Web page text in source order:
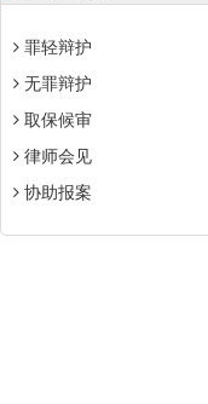
罪轻辩护
无罪辩护
取保候审
律师会见
协助报案